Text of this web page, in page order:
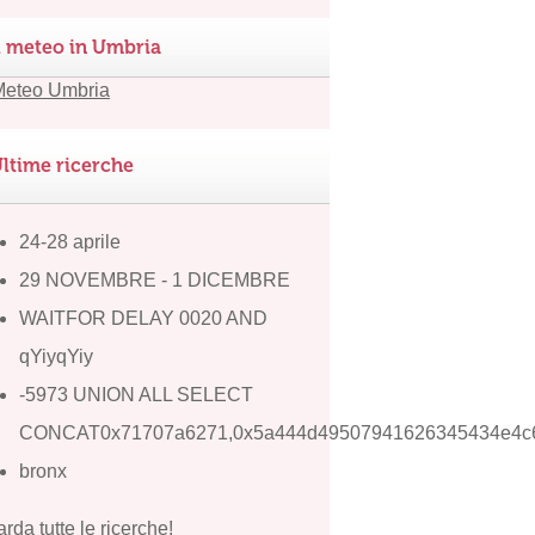
meteo in Umbria
ricerche
24-28 aprile
29 NOVEMBRE - 1 DICEMBRE
WAITFOR DELAY 0020 AND
qYiyqYiy
-5973 UNION ALL SELECT
bronx
tutte le ricerche!